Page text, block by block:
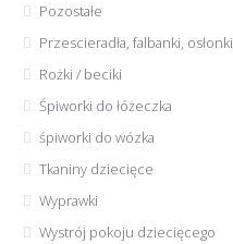
Pozostałe
Przescieradła, falbanki, osłonki
Rożki / beciki
Śpiworki do łóżeczka
śpiworki do wózka
Tkaniny dziecięce
Wyprawki
Wystrój pokoju dziecięcego